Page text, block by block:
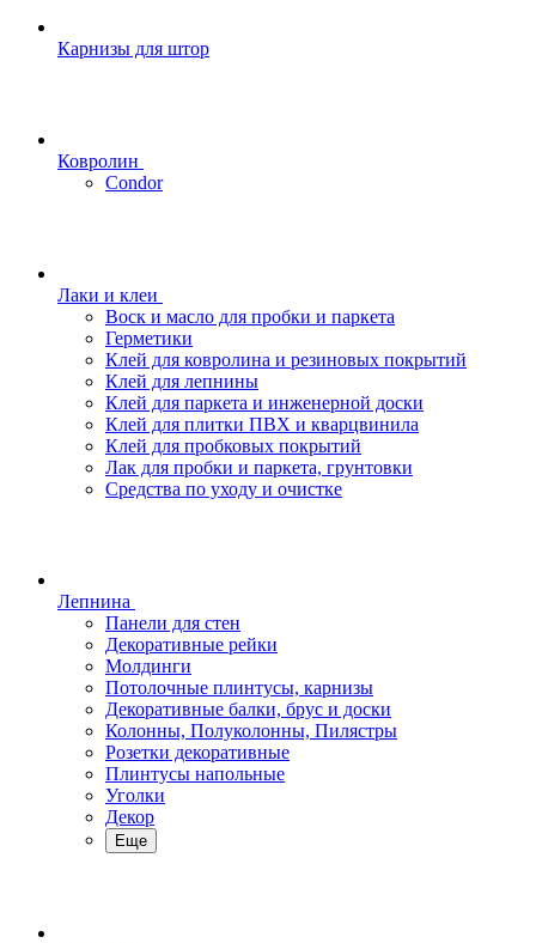
Карнизы для штор
Ковролин
Condor
Лаки и клеи
Воск и масло для пробки и паркета
Герметики
Клей для ковролина и резиновых покрытий
Клей для лепнины
Клей для паркета и инженерной доски
Клей для плитки ПВХ и кварцвинила
Клей для пробковых покрытий
Лак для пробки и паркета, грунтовки
Средства по уходу и очистке
Лепнина
Панели для стен
Декоративные рейки
Молдинги
Потолочные плинтусы, карнизы
Декоративные балки, брус и доски
Колонны, Полуколонны, Пилястры
Розетки декоративные
Плинтусы напольные
Уголки
Декор
Еще